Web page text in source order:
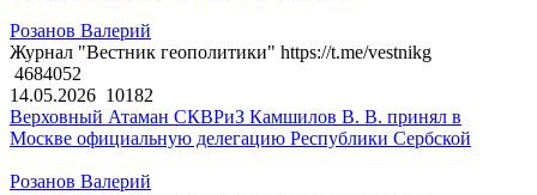
Розанов Валерий
Журнал "Вестник геополитики" https://t.me/vestnikg
4684052
14.05.2026 10182
Верховный Атаман СКВРиЗ Камшилов В. В. принял в
Москве официальную делегацию Республики Сербской
Розанов Валерий